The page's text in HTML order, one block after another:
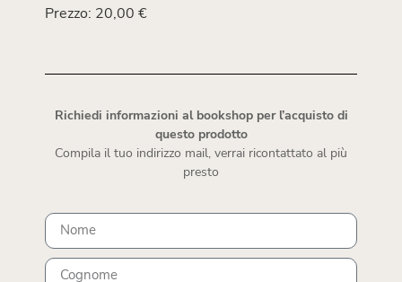
Prezzo: 20,00 €
Richiedi informazioni al bookshop per l’acquisto di
questo prodotto
Compila il tuo indirizzo mail, verrai ricontattato al più
presto